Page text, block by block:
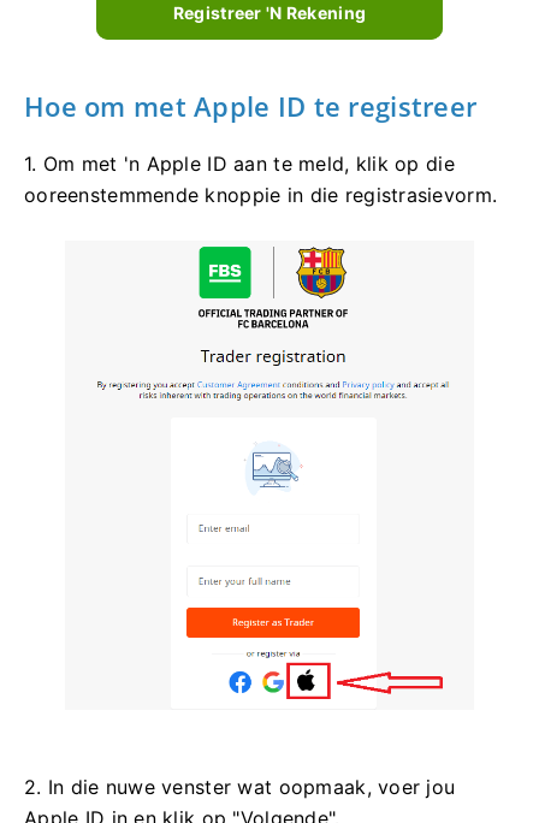
Registreer 'n Rekening
Hoe om met Apple ID te registreer
1. Om met 'n Apple ID aan te meld, klik op die
ooreenstemmende knoppie in die registrasievorm.
2. In die nuwe venster wat oopmaak, voer jou
Apple ID in en klik op "Volgende".